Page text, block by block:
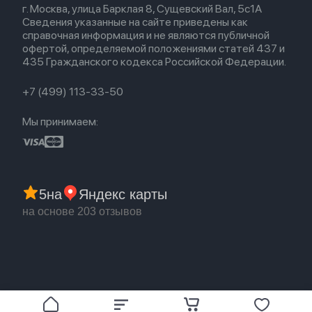
Airpods (1-е)
Для Apple Watch
Политика конфиденциальности
Оплата и доставка
Партнерская программа
Гарантия
Обмен и возврат
Trade-in
Новые поступления
Популярное
Акции
г. Москва, улица Барклая 8, Сущевский Вал, 5с1А
Сведения указанные на сайте приведены как
справочная информация и не являются публичной
офертой, определяемой положениями статей 437 и
435 Гражданского кодекса Российской Федерации.
+7 (499) 113-33-50
Мы принимаем:
5на Яндекс карты
на основе 203 отзывов